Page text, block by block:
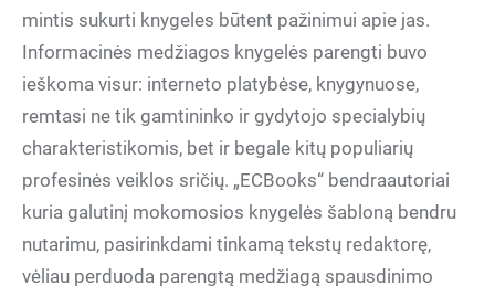
mintis sukurti knygeles būtent pažinimui apie jas.
Informacinės medžiagos knygelės parengti buvo
ieškoma visur: interneto platybėse, knygynuose,
remtasi ne tik gamtininko ir gydytojo specialybių
charakteristikomis, bet ir begale kitų populiarių
profesinės veiklos sričių. „ECBooks“ bendraautoriai
kuria galutinį mokomosios knygelės šabloną bendru
nutarimu, pasirinkdami tinkamą tekstų redaktorę,
vėliau perduoda parengtą medžiagą spausdinimo